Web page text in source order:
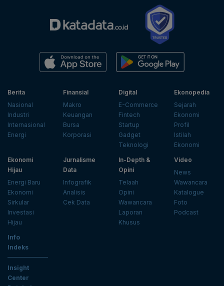
Berita
Nasional
Industri
Internasional
Energi
Finansial
Makro
Keuangan
Bursa
Korporasi
Digital
E-Commerce
Fintech
Startup
Gadget
Teknologi
Ekonopedia
Sejarah
Ekonomi
Profil
Istilah
Ekonomi
Ekonomi
Hijau
Energi Baru
Ekonomi
Sirkular
Investasi
Hijau
Jurnalisme
Data
Infografik
Analisis
Cek Data
In-Depth &
Opini
Telaah
Opini
Wawancara
Laporan
Khusus
Video
News
Wawancara
Katalogue
Foto
Podcast
Info
Indeks
Insight
Center